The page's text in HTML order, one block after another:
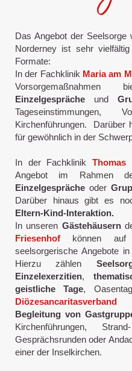
Das Angebot der Seelsorge
Norderney ist sehr
Formate:
In der Fachklinik Maria am
Einzelgespräche und
Tageseinstimmungen,
Kirchenführungen. Darüber
für gewöhnlich in der
In der FachklinikThomas
Angebot im Rahmen
Einzelgespräche oder
Darüber hinaus gibt es
Eltern-Kind-Interaktion.
In unseren Gästehäusern
Friesenhof können auf
seelsorgerische Angebote
Hierzu zählen
Einzelexerzitien,
geistliche Tage,
Begleitung von
Kirchenführungen,
Gesprächsrunden oder
einer der Inselkirchen.